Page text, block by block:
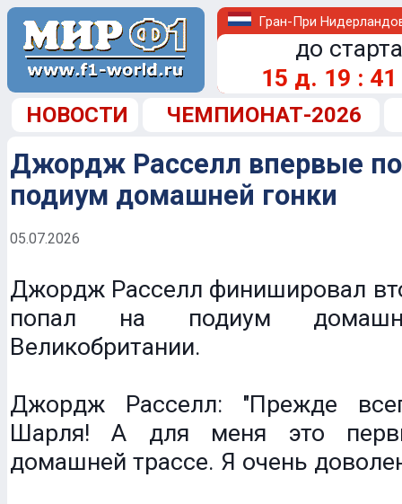
Гран-При
до
15 д. 19 : 41
НОВОСТИ ЧЕМПИОНАТ-2026
Джордж Расселл впервые
подиум домашней гонки
05.07.2026
Джордж Расселл финишировал
попал на подиум
Великобритании.
Джордж Расселл: "Прежде
Шарля! А для меня это
домашней трассе. Я очень